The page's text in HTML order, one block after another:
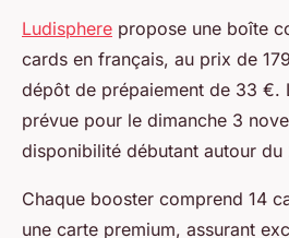
Ludisphere propose une boîte
cards en français, au prix de
dépôt de prépaiement de 33 €.
prévue pour le dimanche 3
disponibilité débutant autour
Chaque booster comprend 14
une carte premium, assurant